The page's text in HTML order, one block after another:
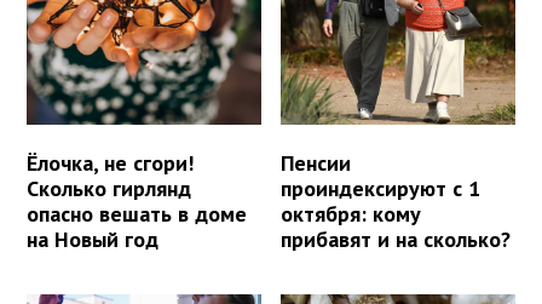
Ёлочка, не сгори!
Сколько гирлянд
опасно вешать в доме
на Новый год
Пенсии
проиндексируют с 1
октября: кому
прибавят и на сколько?